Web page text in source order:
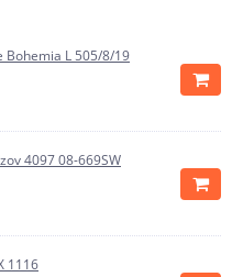
Bohemia L 505/8/19
4097 08-669SW
1116